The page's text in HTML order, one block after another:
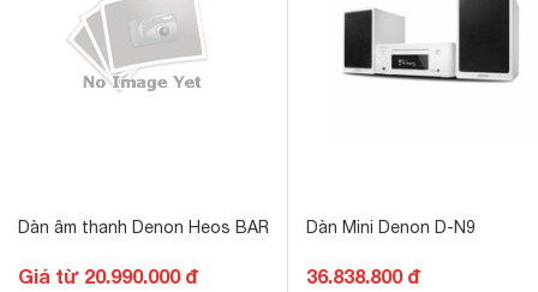
Dàn âm thanh Denon Heos BAR
Giá từ 20.990.000 đ
Dàn Mini Denon D-N9
36.838.800 đ